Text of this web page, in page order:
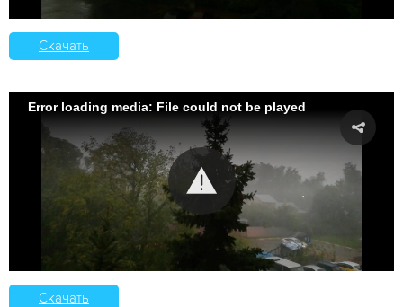
Скачать
Error loading media: File could not be played
Скачать